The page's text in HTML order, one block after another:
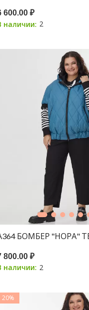
600.00 ₽
наличии: 2
800.00 ₽
наличии: 2
20%